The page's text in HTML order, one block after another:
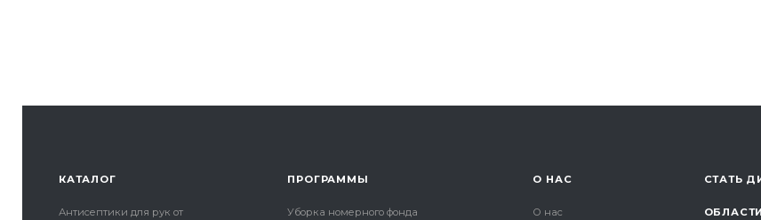
КАТАЛОГ
Антисептики для рук от
ПРОГРАММЫ
Уборка номерного фонда
О НАС
О нас
СТАТЬ